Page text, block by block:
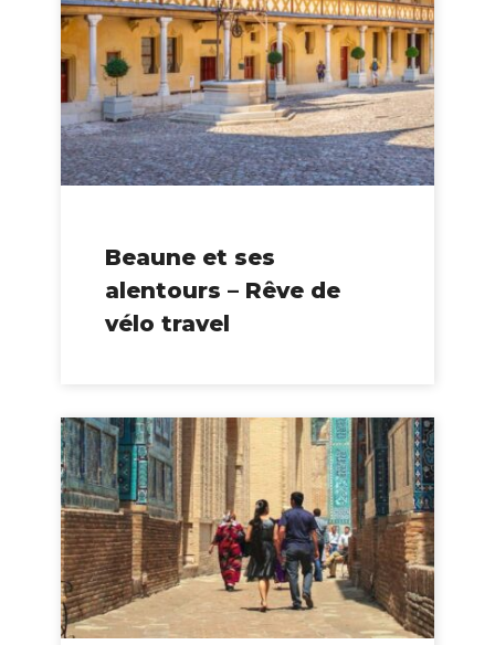
Beaune et ses
alentours – Rêve de
vélo travel